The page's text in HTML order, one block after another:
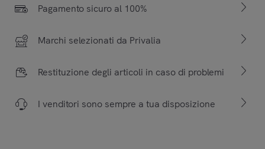
Pagamento sicuro al 100%
Marchi selezionati da Privalia
Restituzione degli articoli in caso di problemi
I venditori sono sempre a tua disposizione